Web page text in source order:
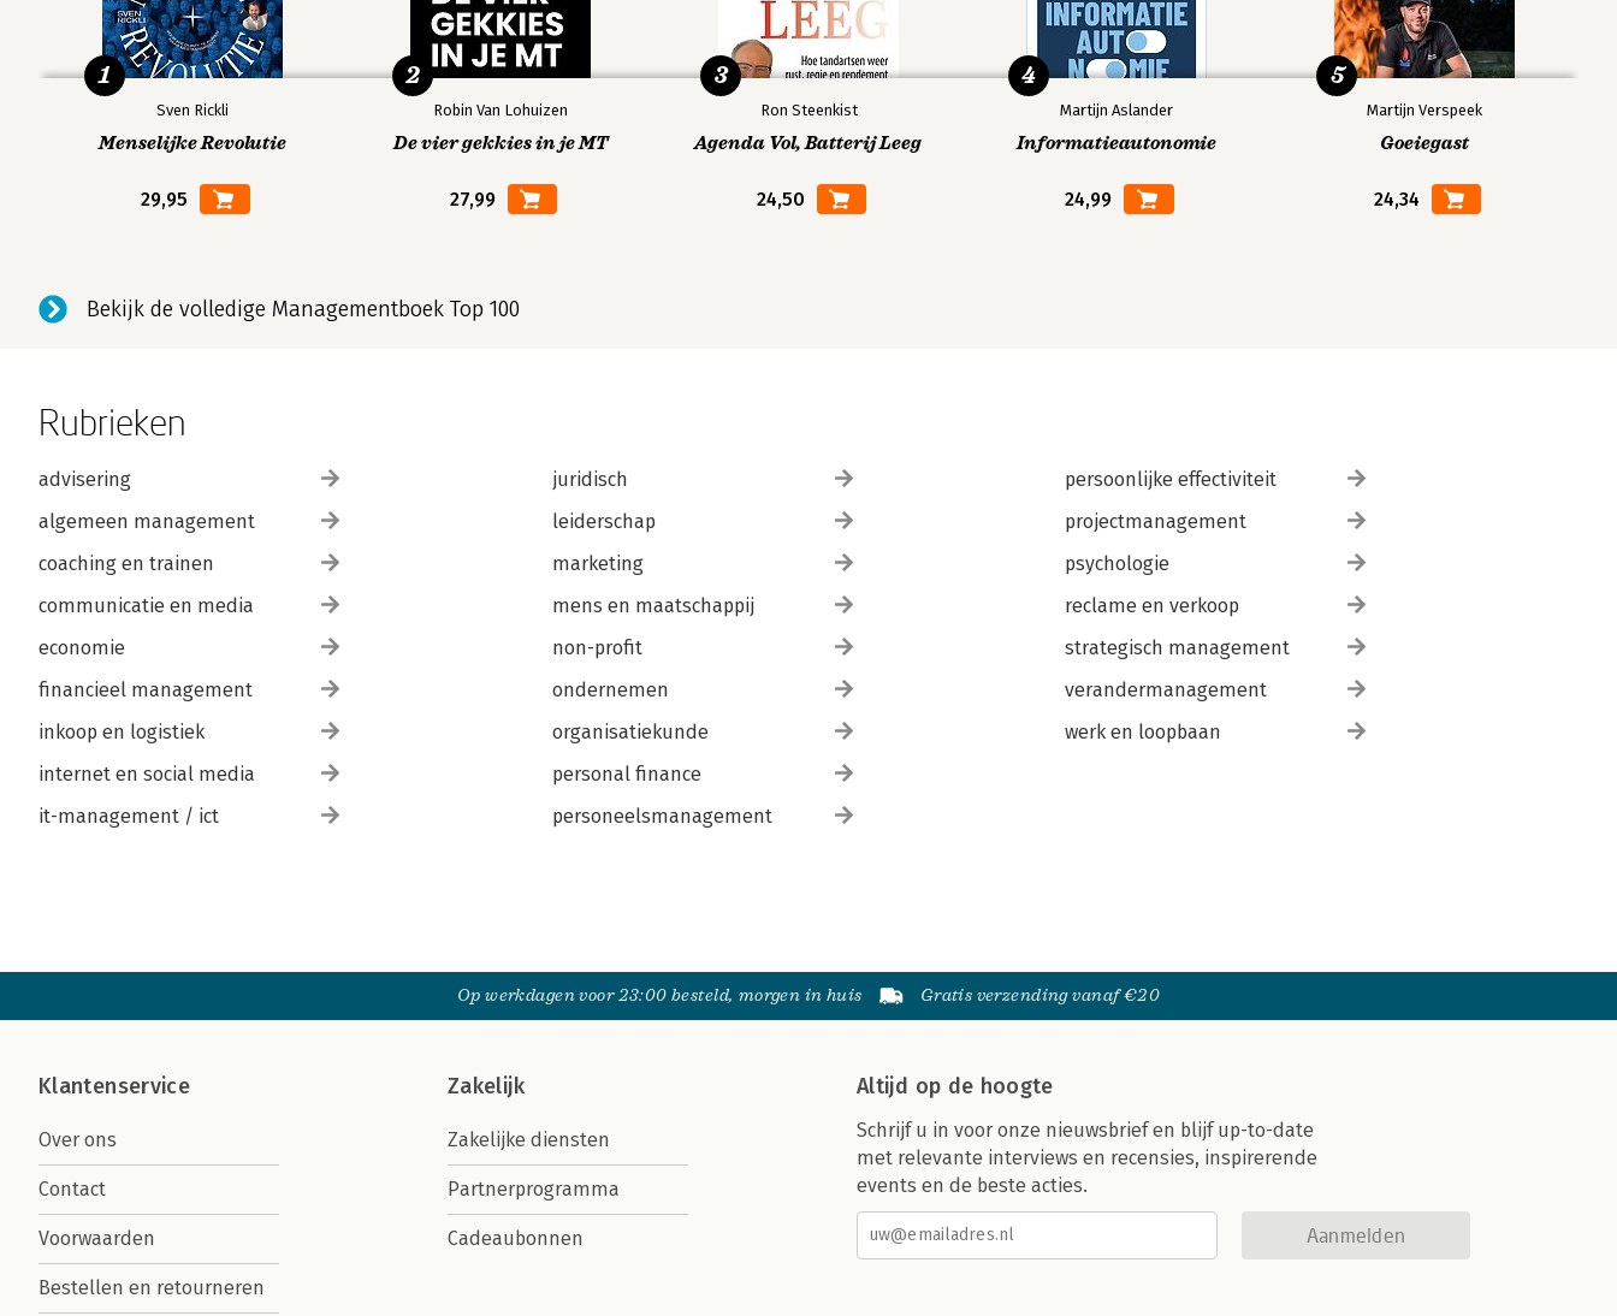
Sven Rickli
Menselijke Revolutie
29,95
1
Robin Van Lohuizen
De vier gekkies in je MT
27,99
2
Ron Steenkist
Agenda Vol, Batterij Leeg
24,50
3
Martijn Aslander
Informatieautonomie
24,99
4
Martijn Verspeek
Goeiegast
24,34
5
Bekijk de volledige Managementboek Top 100
Rubrieken
advisering
algemeen management
coaching en trainen
communicatie en media
economie
financieel management
inkoop en logistiek
internet en social media
it-management / ict
juridisch
leiderschap
marketing
mens en maatschappij
non-profit
ondernemen
organisatiekunde
personal finance
personeelsmanagement
persoonlijke effectiviteit
projectmanagement
psychologie
reclame en verkoop
strategisch management
verandermanagement
werk en loopbaan
Op werkdagen voor 23:00 besteld, morgen in huis Gratis verzending vanaf €20
Klantenservice
Over ons
Contact
Voorwaarden
Bestellen en retourneren
Zakelijk
Zakelijke diensten
Partnerprogramma
Cadeaubonnen
Altijd op de hoogte
Schrijf u in voor onze nieuwsbrief en blijf up-to-date
met relevante interviews en recensies, inspirerende
events en de beste acties.
Aanmelden